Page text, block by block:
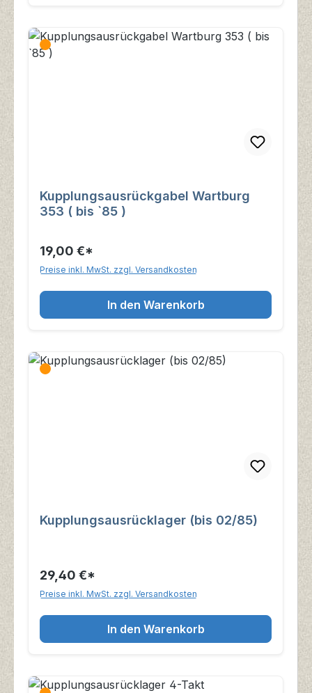
Kupplungsausrückgabel Wartburg
353 ( bis `85 )
19,00 €*
Preise inkl. MwSt. zzgl. Versandkosten
In den Warenkorb
Kupplungsausrücklager (bis 02/85)
29,40 €*
Preise inkl. MwSt. zzgl. Versandkosten
In den Warenkorb